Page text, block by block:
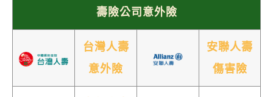
壽險公司意外險
台灣人壽
意外險
安聯人壽
傷害險